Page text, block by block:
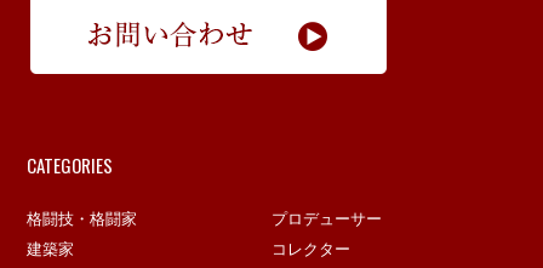
CATEGORIES
格闘技・格闘家
プロデューサー
建築家
コレクター